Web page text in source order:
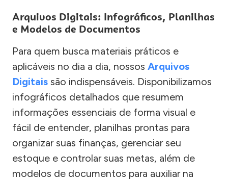
Arquivos Digitais: Infográficos, Planilhas
e Modelos de Documentos
Para quem busca materiais práticos e
aplicáveis no dia a dia, nossos Arquivos
Digitais são indispensáveis. Disponibilizamos
infográficos detalhados que resumem
informações essenciais de forma visual e
fácil de entender, planilhas prontas para
organizar suas finanças, gerenciar seu
estoque e controlar suas metas, além de
modelos de documentos para auxiliar na